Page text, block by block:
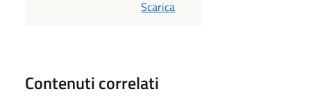
PDF
Scarica
Contenuti correlati